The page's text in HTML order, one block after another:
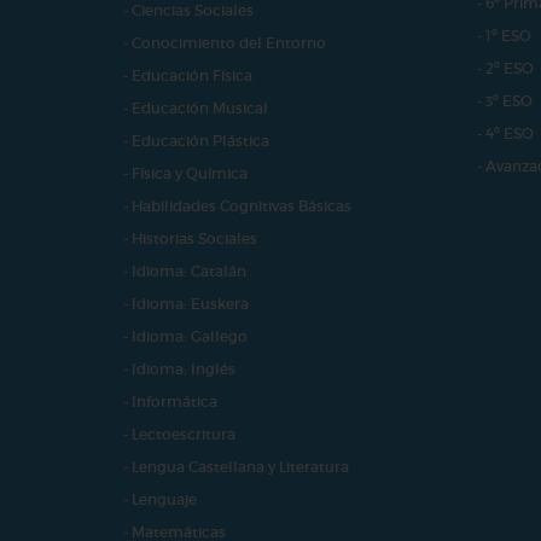
- Ciencias Sociales
- Conocimiento del Entorno
- Educación Física
- Educación Musical
- Educación Plástica
- Física y Química
- Habilidades Cognitivas Básicas
- Historias Sociales
- Idioma: Catalán
- Idioma: Euskera
- Idioma: Gallego
- Idioma: Inglés
- Informática
- Lectoescritura
- Lengua Castellana y Literatura
- Lenguaje
- Matemáticas
- 1º ESO
- 2º ESO
- 3º ESO
- 4º ESO
-